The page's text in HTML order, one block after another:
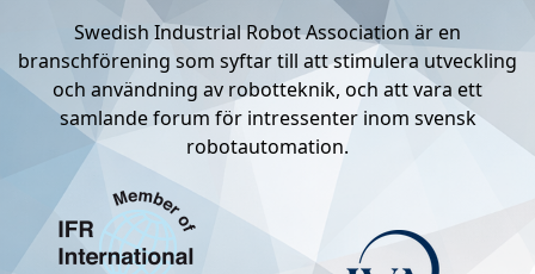
Swedish Industrial Robot Association är en
branschförening som syftar till att stimulera utveckling
och användning av robotteknik, och att vara ett
samlande forum för intressenter inom svensk
robotautomation.